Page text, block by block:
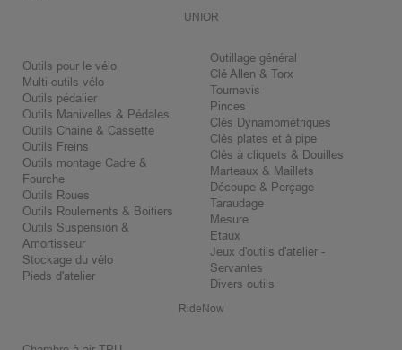
UNIOR
Outils pour le vélo
Multi-outils vélo
Outils pédalier
Outils Manivelles & Pédales
Outils Chaine & Cassette
Outils Freins
Outils montage Cadre &
Fourche
Outils Roues
Outils Roulements & Boitiers
Outils Suspension &
Amortisseur
Stockage du vélo
Pieds d'atelier
Outillage général
Clé Allen & Torx
Tournevis
Pinces
Clés Dynamométriques
Clés plates et à pipe
Clés à cliquets & Douilles
Marteaux & Maillets
Découpe & Perçage
Taraudage
Mesure
Etaux
Jeux d'outils d'atelier -
Servantes
Divers outils
RideNow